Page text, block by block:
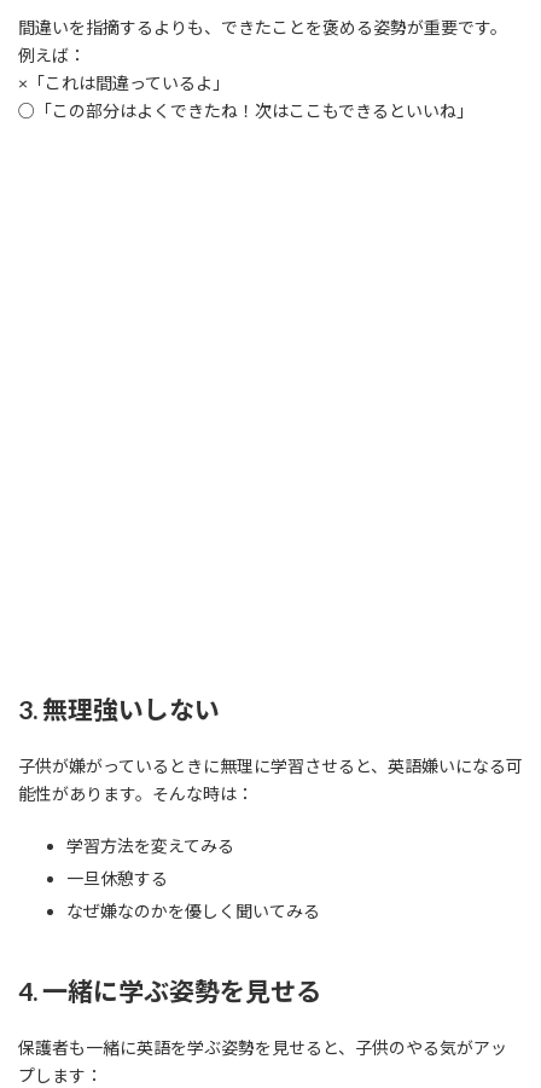
間違いを指摘するよりも、できたことを褒める姿勢が重要です。
例えば：
×「これは間違っているよ」
○「この部分はよくできたね！次はここもできるといいね」
3. 無理強いしない
子供が嫌がっているときに無理に学習させると、英語嫌いになる可
能性があります。そんな時は：
学習方法を変えてみる
一旦休憩する
なぜ嫌なのかを優しく聞いてみる
4. 一緒に学ぶ姿勢を見せる
保護者も一緒に英語を学ぶ姿勢を見せると、子供のやる気がアッ
プします：